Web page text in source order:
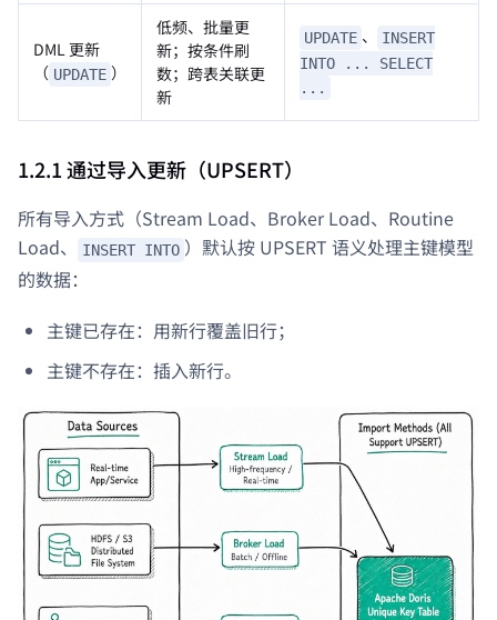
DML 更新
（ UPDATE ）
低频、批量更
新；按条件刷
数；跨表关联更
新
UPDATE 、
INSERT
INTO ... SELECT
...
1.2.1 通过导入更新（UPSERT）
所有导入方式（Stream Load、Broker Load、Routine
Load、
INSERT INTO ）默认按 UPSERT 语义处理主键模型
的数据：
主键已存在：用新行覆盖旧行；
主键不存在：插入新行。